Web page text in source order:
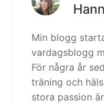
Min blogg
vardagsblogg
För några år
träning och
stora passion